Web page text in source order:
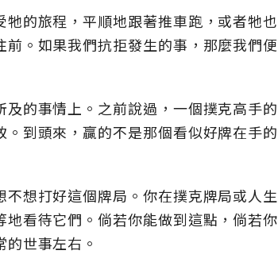
的旅程，平順地跟著推車跑，或者牠也
。如果我們抗拒發生的事，那麼我們便
的事情上。之前說過，一個撲克高手的
到頭來，贏的不是那個看似好牌在手的
想打好這個牌局。你在撲克牌局或人生
看待它們。倘若你能做到這點，倘若你
世事左右。